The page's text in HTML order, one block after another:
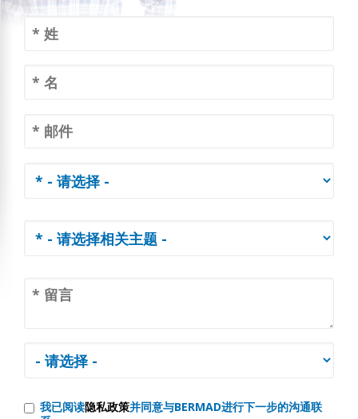
我已阅读隐私政策并同意与BERMAD进行下一步的沟通联